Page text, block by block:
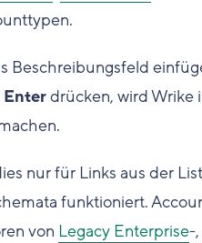
Beschreibungsfeld
Enterdrücken, wird Wrike
nur für Links aus der
funktioniert.
von Legacy Enterprise-,